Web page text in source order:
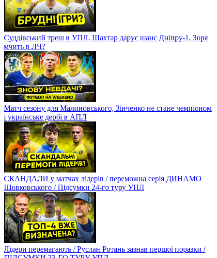
Суддівський треш в УПЛ. Шахтар дарує шанс Дніпру-1, Зоря
мчить в ЛЧ?
Матч сезону для Малиновського, Зінченко не стане чемпіоном
і українське дербі в АПЛ
СКАНДАЛИ у матчах лідерів / переможна серія ДИНАМО
Шовковського / Підсумки 24-го туру УПЛ
Лідери перемагають / Руслан Ротань зазнав першої поразки /